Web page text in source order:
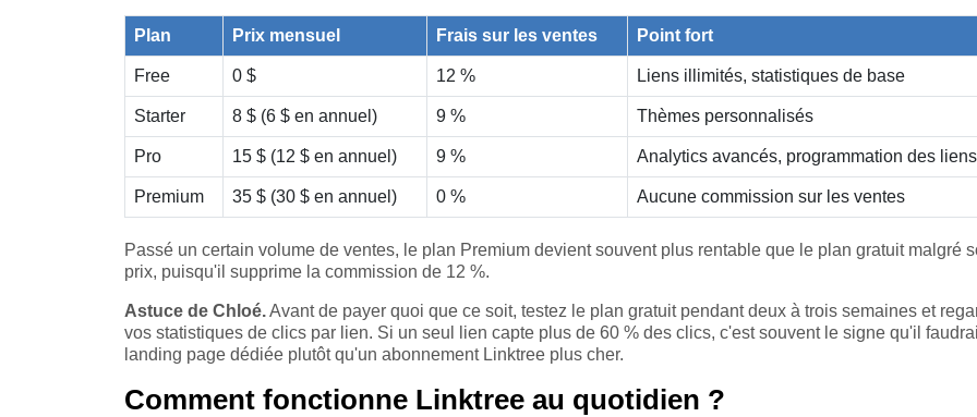
Plan Prix mensuel Frais sur les ventes Point fort
Free 0 $ 12 % Liens illimités, statistiques de base
Starter 8 $ (6 $ en annuel) 9 % Thèmes personnalisés
Pro 15 $ (12 $ en annuel) 9 % Analytics avancés, programmation des liens
Premium 35 $ (30 $ en annuel) 0 % Aucune commission sur les ventes
Passé un certain volume de ventes, le plan Premium devient souvent plus rentable que le plan gratuit malgré
prix, puisqu'il supprime la commission de 12 %.
Astuce de Chloé.Avant de payer quoi que ce soit, testez le plan gratuit pendant deux à trois semaines et
vos statistiques de clics par lien. Si un seul lien capte plus de 60 % des clics, c'est souvent le signe qu'il
landing page dédiée plutôt qu'un abonnement Linktree plus cher.
Comment fonctionne Linktree au quotidien ?